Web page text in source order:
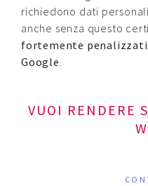
richiedono dati
anche senza questo
fortemente penalizzati
Google.
VUOI RENDERE